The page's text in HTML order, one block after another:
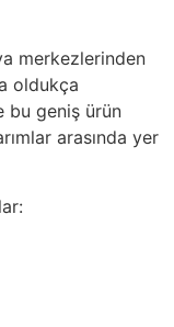
merkezlerinden
oldukça
bu geniş ürün
arasında yer